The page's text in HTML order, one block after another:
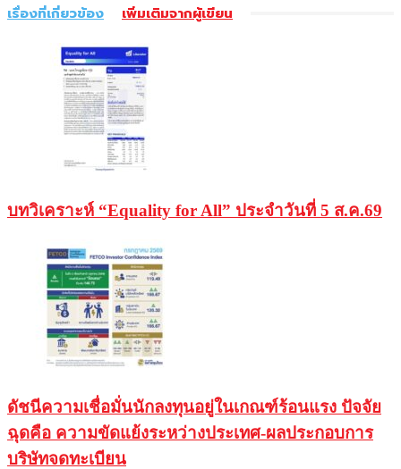
เรื่องที่เกี่ยวข้อง เพิ่มเติมจากผู้เขียน
บทวิเคราะห์ “Equality for All” ประจำวันที่ 5 ส.ค.69
ดัชนีความเชื่อมั่นนักลงทุนอยู่ในเกณฑ์ร้อนแรง ปัจจัย
ฉุดคือ ความขัดแย้งระหว่างประเทศ-ผลประกอบการ
บริษัทจดทะเบียน